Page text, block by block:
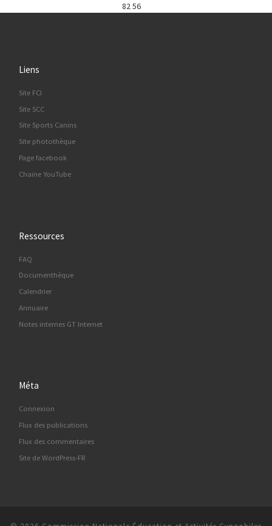
82 56
Liens
Site FCI
Site SCC
Site Sports Canins
Site photothèque
Page facebook
Chaine YouTube
Ressources
FAQ
Documenthèque
Calendrier
Annuaire
Notes internes GT Internet
Méta
Connexion
Flux des publications
Flux des commentaires
Site de WordPress-FR